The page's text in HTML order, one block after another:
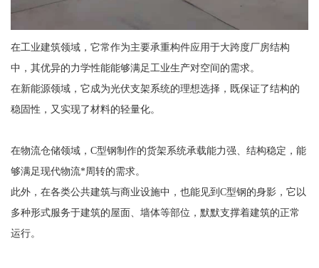
在工业建筑领域，它常作为主要承重构件应用于大跨度厂房结构
中，其优异的力学性能能够满足工业生产对空间的需求。
在新能源领域，它成为光伏支架系统的理想选择，既保证了结构的
稳固性，又实现了材料的轻量化。
在物流仓储领域，C型钢制作的货架系统承载能力强、结构稳定，能
够满足现代物流*周转的需求。
此外，在各类公共建筑与商业设施中，也能见到C型钢的身影，它以
多种形式服务于建筑的屋面、墙体等部位，默默支撑着建筑的正常
运行。